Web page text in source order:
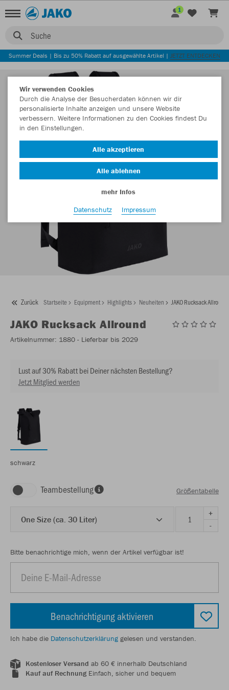
Suche
1
Summer Deals | Bis zu 50% Rabatt auf ausgewählte Artikel | JETZT ENTDECKEN
Zurück Startseite Equipment Highlights Neuheiten JAKO Rucksack Allround
JAKO Rucksack Allround
Artikelnummer: 1880 - Lieferbar bis 2029
Lust auf 30% Rabatt bei Deiner nächsten Bestellung?
Jetzt Mitglied werden
schwarz
Teambestellung Größentabelle
One Size (ca. 30 Liter)
+
-
Bitte benachrichtige mich, wenn der Artikel verfügbar ist!
Benachrichtigung aktivieren
Ich habe die Datenschutzerklärung gelesen und verstanden.
Kostenloser Versand ab 60 € innerhalb Deutschland
Kauf auf RechnungEinfach, sicher und bequem
Wir verwenden Cookies
Durch die Analyse der Besucherdaten können wir dir
personalisierte Inhalte anzeigen und unsere Website
verbessern. Weitere Informationen zu den Cookies findest Du
in den Einstellungen.
Alle akzeptieren
Alle ablehnen
mehr Infos
Datenschutz
Impressum